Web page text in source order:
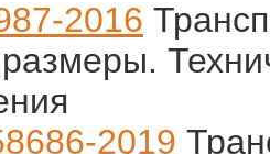
2016
2019